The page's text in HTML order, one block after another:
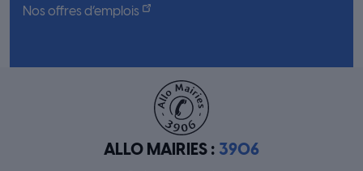
Nos offres d’emplois
ALLO MAIRIES : 3906